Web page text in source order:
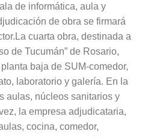
de informática, aula y
de obra se firmará
cuarta obra, destinada a
de Tucumán” de Rosario,
baja de SUM-comedor,
laboratorio y galería. En la
aulas, núcleos sanitarios y
la empresa adjudicataria,
cocina, comedor,